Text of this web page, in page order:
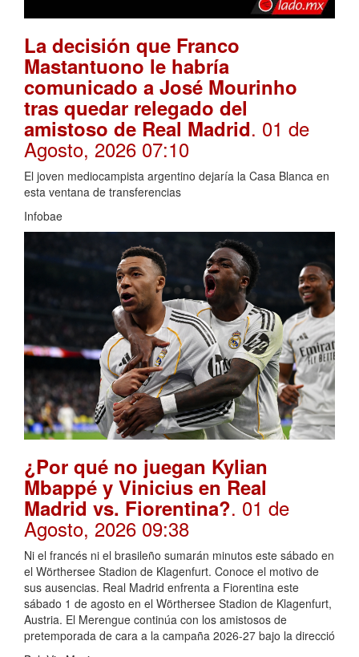
La decisión que Franco
Mastantuono le habría
comunicado a José Mourinho
tras quedar relegado del
amistoso de Real Madrid. 01 de
Agosto, 2026 07:10
El joven mediocampista argentino dejaría la Casa Blanca en
esta ventana de transferencias
Infobae
¿Por qué no juegan Kylian
Mbappé y Vinicius en Real
Madrid vs. Fiorentina?. 01 de
Agosto, 2026 09:38
Ni el francés ni el brasileño sumarán minutos este sábado en
el Wörthersee Stadion de Klagenfurt. Conoce el motivo de
sus ausencias. Real Madrid enfrenta a Fiorentina este
sábado 1 de agosto en el Wörthersee Stadion de Klagenfurt,
Austria. El Merengue continúa con los amistosos de
pretemporada de cara a la campaña 2026-27 bajo la direcció